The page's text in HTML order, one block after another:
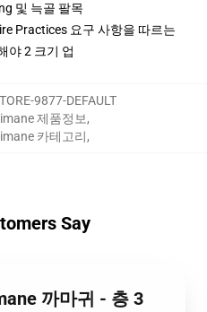
및 늑골 팔목
Practices 요구 사항을 따르는
야 2 크기 업
9877-DEFAULT
제품정보,
카테고리,
Say
까마귀 - 층 3